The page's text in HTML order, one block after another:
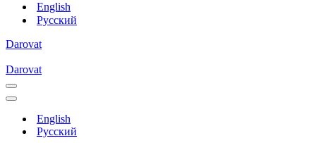
English
Русский
Darovat
Darovat
Меню
навигации
Меню
навигацииEnglish
Русский